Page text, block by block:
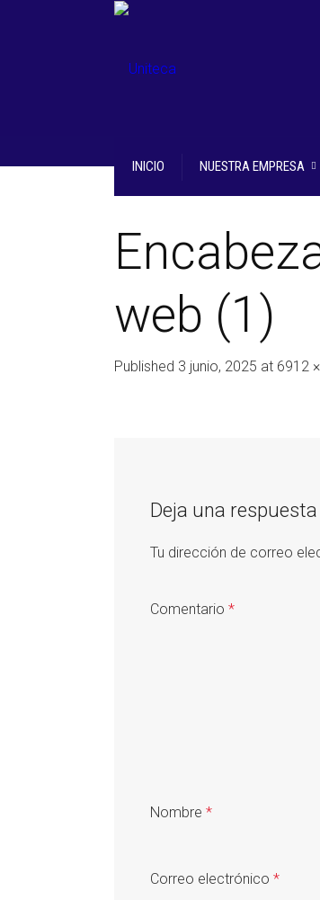
INICIO NUESTRA EMPRESA
web (1)
Published 3 junio, 2025 at 6912
Deja una respuesta
Tu dirección de correo
Comentario *
Nombre *
Correo electrónico *